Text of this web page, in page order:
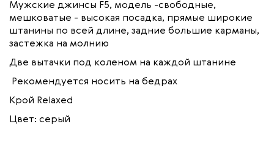
Мужские джинсы F5, модель -свободные,
мешковатые - высокая посадка, прямые широкие
штанины по всей длине, задние большие карманы,
застежка на молнию
Две вытачки под коленом на каждой штанине
Рекомендуется носить на бедрах
Крой Relaxed
Цвет: серый